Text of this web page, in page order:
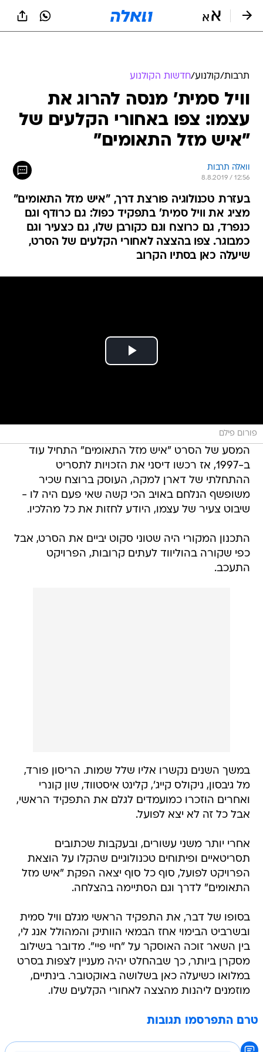
תרבות/קולנוע/חדשות הקולנוע
וויל סמית' מנסה להרוג את
עצמו: צפו באחורי הקלעים של
"איש מזל התאומים"
וואלה תרבות
8.8.2019 / 12:56
בעזרת טכנולוגיה פורצת דרך, "איש מזל התאומים"
מציג את וויל סמית' בתפקיד כפול: גם כרודף וגם
כנפרד, גם כרוצח וגם כקורבן שלו, גם כצעיר וגם
כמבוגר. צפו בהצצה לאחורי הקלעים של הסרט,
שיעלה כאן בסתיו הקרוב
פורום פילם
המסע של הסרט "איש מזל התאומים" התחיל עוד
ב-1997, אז רכשו דיסני את הזכויות לתסריט
ההתחלתי של דארן למקה, העוסק ברוצח שכיר
משופשף הנלחם באויב הכי קשה שאי פעם היה לו -
שיבוט צעיר של עצמו, היודע לחזות את כל מהלכיו.
התכנון המקורי היה שטוני סקוט יביים את הסרט, אבל
כפי שקורה בהוליווד לעתים קרובות, הפרויקט
התעכב.
במשך השנים נקשרו אליו שלל שמות. הריסון פורד,
מל גיבסון, ניקולס קייג', קלינט איסטווד, שון קונרי
ואחרים הוזכרו כמועמדים לגלם את התפקיד הראשי,
אבל כל זה לא יצא לפועל.
אחרי יותר משני עשורים, ובעקבות שכתובים
תסריטאיים ופיתוחים טכנולוגיים שהקלו על הוצאת
הפרויקט לפועל, סוף כל סוף יצאה הפקת "איש מזל
התאומים" לדרך וגם הסתיימה בהצלחה.
בסופו של דבר, את התפקיד הראשי מגלם וויל סמית
ובשרביט הבימוי אחז הבמאי הוותיק והמהולל אנג לי,
בין השאר זוכה האוסקר על "חיי פיי". מדובר בשילוב
מסקרן ביותר, כך שבהחלט יהיה מעניין לצפות בסרט
במלואו כשיעלה כאן בשלושה באוקטובר. בינתיים,
מוזמנים ליהנות מהצצה לאחורי הקלעים שלו.
טרם התפרסמו תגובות